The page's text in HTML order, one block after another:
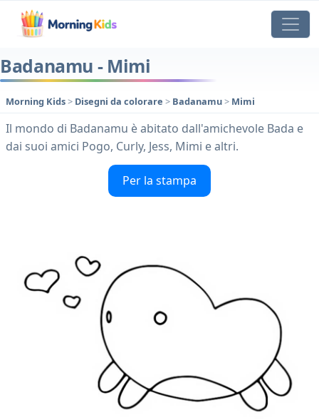
Badanamu - Mimi
Morning Kids> Disegni da colorare > Badanamu> Mimi
Il mondo di Badanamu è abitato dall'amichevole Bada e
dai suoi amici Pogo, Curly, Jess, Mimi e altri.
Per la stampa